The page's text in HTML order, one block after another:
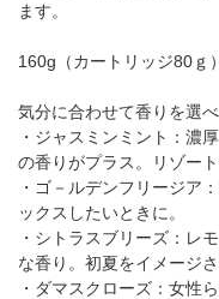
ます。
160g（カートリッジ80ｇ）
気分に合わせて香りを選べ
・ジャスミンミント：濃
の香りがプラス。リゾート
・ゴ－ルデンフリージア
ックスしたいときに。
・シトラスブリーズ：レ
な香り。初夏をイメージさ
・ダマスクローズ：女性